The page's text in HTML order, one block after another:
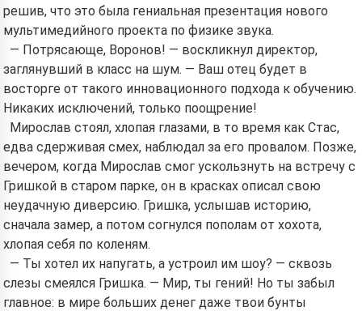
решив, что это была гениальная презентация нового
мультимедийного проекта по физике звука.
— Потрясающе, Воронов! — воскликнул директор,
заглянувший в класс на шум. — Ваш отец будет в
восторге от такого инновационного подхода к обучению.
Никаких исключений, только поощрение!
Мирослав стоял, хлопая глазами, в то время как Стас,
едва сдерживая смех, наблюдал за его провалом. Позже,
вечером, когда Мирослав смог ускользнуть на встречу с
Гришкой в старом парке, он в красках описал свою
неудачную диверсию. Гришка, услышав историю,
сначала замер, а потом согнулся пополам от хохота,
хлопая себя по коленям.
— Ты хотел их напугать, а устроил им шоу? — сквозь
слезы смеялся Гришка. — Мир, ты гений! Но ты забыл
главное: в мире больших денег даже твои бунты